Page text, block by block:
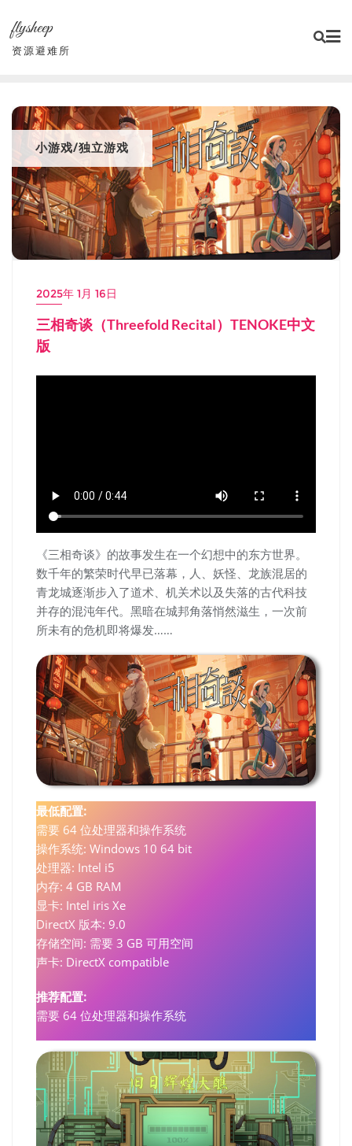
content
flysheep
资源避难所
小游戏/独立游戏
2025年 1月 16日
三相奇谈（Threefold Recital）TENOKE中文
版
《三相奇谈》的故事发生在一个幻想中的东方世界。
数千年的繁荣时代早已落幕，人、妖怪、龙族混居的
青龙城逐渐步入了道术、机关术以及失落的古代科技
并存的混沌年代。黑暗在城邦角落悄然滋生，一次前
所未有的危机即将爆发……
最低配置:
需要 64 位处理器和操作系统
操作系统: Windows 10 64 bit
处理器: Intel i5
内存: 4 GB RAM
显卡: Intel iris Xe
DirectX 版本: 9.0
存储空间: 需要 3 GB 可用空间
声卡: DirectX compatible
推荐配置:
需要 64 位处理器和操作系统